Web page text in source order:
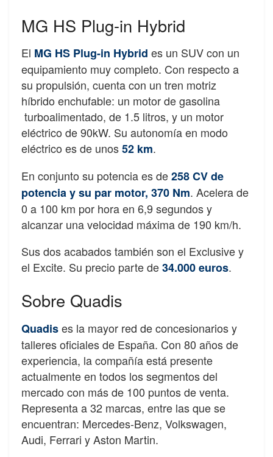
MG HS Plug-in Hybrid
El MG HS Plug-in Hybrid es un SUV con un
equipamiento muy completo. Con respecto a
su propulsión, cuenta con un tren motriz
híbrido enchufable: un motor de gasolina
turboalimentado, de 1.5 litros, y un motor
eléctrico de 90kW. Su autonomía en modo
eléctrico es de unos52 km.
En conjunto su potencia es de258 CV de
potencia y su par motor, 370 Nm. Acelera de
0 a 100 km por hora en 6,9 segundos y
alcanzar una velocidad máxima de 190 km/h.
Sus dos acabados también son el Exclusive y
el Excite. Su precio parte de34.000 euros.
Sobre Quadis
Quadises la mayor red de concesionarios y
talleres oficiales de España. Con 80 años de
experiencia, la compañía está presente
actualmente en todos los segmentos del
mercado con más de 100 puntos de venta.
Representa a 32 marcas, entre las que se
encuentran: Mercedes-Benz, Volkswagen,
Audi, Ferrari y Aston Martin.